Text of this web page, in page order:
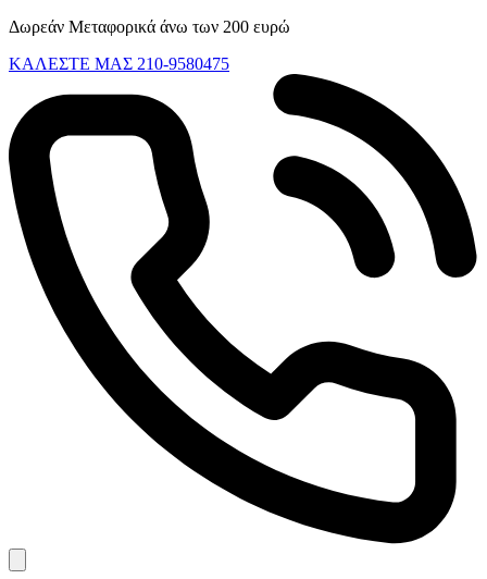
Skip
content
Δωρεάν Μεταφορικά άνω των 200 ευρώ
ΚΑΛΕΣΤΕ ΜΑΣ 210-9580475